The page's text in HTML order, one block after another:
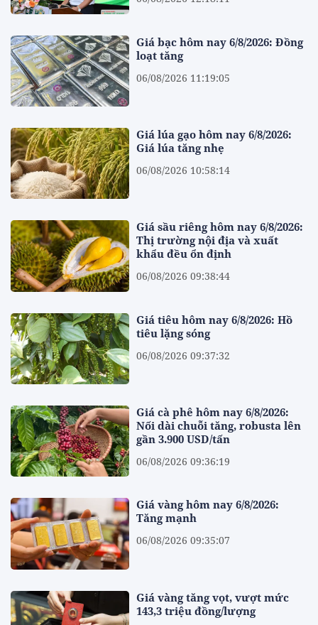
Giá bạc hôm nay 6/8/2026: Đồng
loạt tăng
06/08/2026 11:19:05
Giá lúa gạo hôm nay 6/8/2026:
Giá lúa tăng nhẹ
06/08/2026 10:58:14
Giá sầu riêng hôm nay 6/8/2026:
Thị trường nội địa và xuất
khẩu đều ổn định
06/08/2026 09:38:44
Giá tiêu hôm nay 6/8/2026: Hồ
tiêu lặng sóng
06/08/2026 09:37:32
Giá cà phê hôm nay 6/8/2026:
Nối dài chuỗi tăng, robusta lên
gần 3.900 USD/tấn
06/08/2026 09:36:19
Giá vàng hôm nay 6/8/2026:
Tăng mạnh
06/08/2026 09:35:07
Giá vàng tăng vọt, vượt mức
143,3 triệu đồng/lượng